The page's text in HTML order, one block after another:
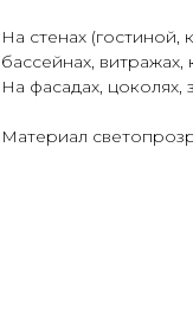
На стенах (гостиной,
бассейнах, витражах,
На фасадах, цоколях,
Материал